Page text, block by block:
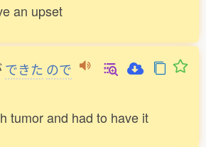
an upset
できた ので
tumor and had to have it